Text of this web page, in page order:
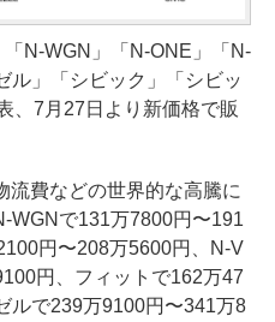
N-WGN」「N-ONE」「N-
ル」「シビック」「シビッ
、7月27日より新価格で販
費などの世界的な高騰に
WGNで131万7800円〜191
円〜208万5600円、N-V
円、フィットで162万47
ルで239万9100円〜341万8